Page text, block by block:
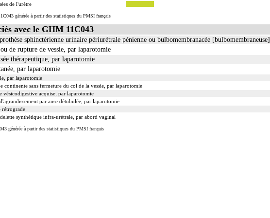
de l'urètre
générée à partir des statistiques du PMSI français
avec le GHM 11C043
sphinctérienne urinaire périurétrale pénienne ou bulbomembranacée
de rupture de vessie, par laparotomie
thérapeutique, par laparotomie
par laparotomie
par laparotomie
continente sans fermeture du col de la vessie, par laparotomie
vésicodigestive acquise, par laparotomie
par anse détubulée, par laparotomie
rétrograde
synthétique infra-urétrale, par abord vaginal
générée à partir des statistiques du PMSI français